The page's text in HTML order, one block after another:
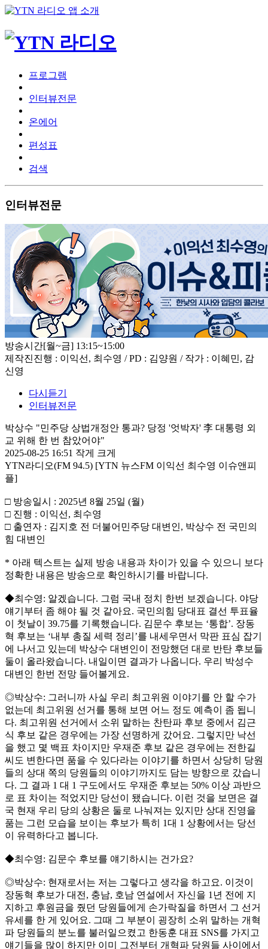
프로그램
인터뷰전문
온에어
편성표
검색
인터뷰전문
방송시간[월~금] 13:15~15:00
제작진진행 : 이익선, 최수영 / PD : 김양원 / 작가 : 이혜민, 감
신영
다시듣기
인터뷰전문
박상수 "민주당 상법개정안 통과? 당정 '엇박자' 李 대통령 외
교 위해 한 번 참았어야"
2025-08-25 16:51 작게
크게
YTN라디오(FM 94.5) [YTN 뉴스FM 이익선 최수영 이슈앤피
플]
□ 방송일시 : 2025년 8월 25일 (월)
□ 진행 : 이익선, 최수영
□ 출연자 : 김지호 전 더불어민주당 대변인, 박상수 전 국민의
힘 대변인
* 아래 텍스트는 실제 방송 내용과 차이가 있을 수 있으니 보다
정확한 내용은 방송으로 확인하시기를 바랍니다.
◆최수영: 알겠습니다. 그럼 국내 정치 한번 보겠습니다. 야당
얘기부터 좀 해야 될 것 같아요. 국민의힘 당대표 결선 투표율
이 첫날이 39.75를 기록했습니다. 김문수 후보는 ‘통합’. 장동
혁 후보는 ‘내부 총질 세력 정리’를 내세우면서 막판 표심 잡기
에 나서고 있는데 박상수 대변인이 전망했던 대로 반탄 후보들
둘이 올라왔습니다. 내일이면 결과가 나옵니다. 우리 박성수
대변인 한번 전망 들어볼게요.
◎박상수: 그러니까 사실 우리 최고위원 이야기를 안 할 수가
없는데 최고위원 선거를 통해 보면 어느 정도 예측이 좀 됩니
다. 최고위원 선거에서 소위 말하는 찬탄파 후보 중에서 김근
식 후보 같은 경우에는 가장 선명하게 갔어요. 그렇지만 낙선
을 했고 몇 백표 차이지만 우재준 후보 같은 경우에는 전한길
씨도 변한다면 품을 수 있다라는 이야기를 하면서 상당히 당원
들의 상대 쪽의 당원들의 이야기까지도 담는 방향으로 갔습니
다. 그 결과 1 대 1 구도에서도 우재준 후보는 50% 이상 과반으
로 표 차이는 적었지만 당선이 됐습니다. 이런 것을 보면은 결
국 현재 우리 당의 상황은 둘로 나눠져는 있지만 상대 진영을
품는 그런 모습을 보이는 후보가 특히 1대 1 상황에서는 당선
이 유력하다고 봅니다.
◆최수영: 김문수 후보를 얘기하시는 건가요?
◎박상수: 현재로서는 저는 그렇다고 생각을 하고요. 이것이
장동혁 후보가 대전, 충남, 호남 연설에서 자신을 1년 전에 지
지하고 후원금을 줬던 당원들에게 손가락질을 하면서 그 선거
유세를 한 게 있어요. 그때 그 부분이 굉장히 소위 말하는 개혁
파 당원들의 분노를 불러일으켰고 한동훈 대표 SNS를 가지고
얘기들을 많이 하지만 이미 그전부터 개혁파 당원들 사이에서